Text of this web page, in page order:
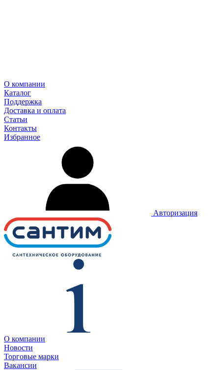
О компании
Каталог
Поддержка
Доставка и оплата
Статьи
Контакты
Избранное
Авторизация
О компании
Новости
Торговые марки
Вакансии